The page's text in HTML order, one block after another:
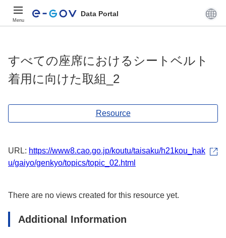
Menu
Data Portal
すべての座席におけるシートベルト
着用に向けた取組_2
Resource
URL: https://www8.cao.go.jp/koutu/taisaku/h21kou_hak
u/gaiyo/genkyo/topics/topic_02.html
There are no views created for this resource yet.
Additional Information